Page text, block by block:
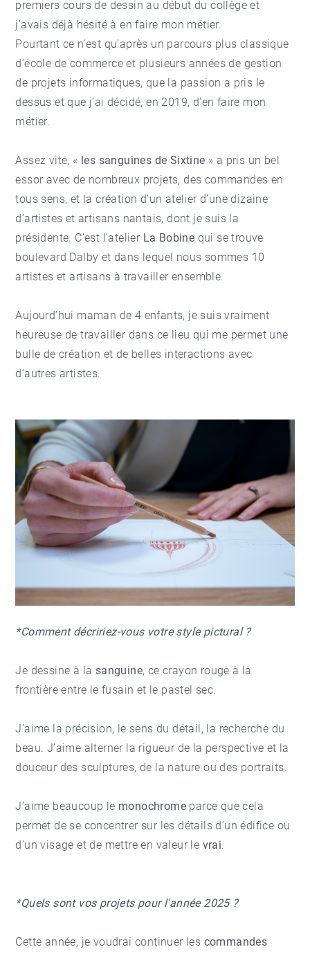
premiers cours de dessin au début du collège et
j’avais déjà hésité à en faire mon métier.
Pourtant ce n’est qu’après un parcours plus classique
d’école de commerce et plusieurs années de gestion
de projets informatiques, que la passion a pris le
dessus et que j’ai décidé, en 2019, d’en faire mon
métier.
Assez vite, « les sanguines de Sixtine » a pris un bel
essor avec de nombreux projets, des commandes en
tous sens, et la création d’un atelier d’une dizaine
d’artistes et artisans nantais, dont je suis la
présidente. C’est l’atelier La Bobine qui se trouve
boulevard Dalby et dans lequel nous sommes 10
artistes et artisans à travailler ensemble.
Aujourd’hui maman de 4 enfants, je suis vraiment
heureuse de travailler dans ce lieu qui me permet une
bulle de création et de belles interactions avec
d’autres artistes.
*Comment décririez-vous votre style pictural ?
Je dessine à la sanguine, ce crayon rouge à la
frontière entre le fusain et le pastel sec.
J’aime la précision, le sens du détail, la recherche du
beau. J’aime alterner la rigueur de la perspective et la
douceur des sculptures, de la nature ou des portraits.
J’aime beaucoup le monochrome parce que cela
permet de se concentrer sur les détails d’un édifice ou
d’un visage et de mettre en valeur le vrai.
*Quels sont vos projets pour l'année 2025 ?
Cette année, je voudrai continuer les commandes